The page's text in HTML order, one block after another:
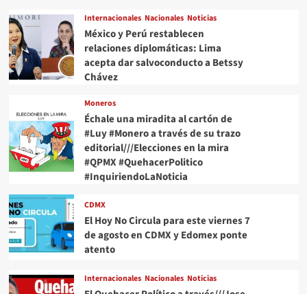
Internacionales Nacionales Noticias
México y Perú restablecen
relaciones diplomáticas: Lima
acepta dar salvoconducto a Betssy
Chávez
Moneros
Échale una miradita al cartón de
#Luy #Monero a través de su trazo
editorial///Elecciones en la mira
#QPMX #QuehacerPolitico
#InquiriendoLaNoticia
CDMX
El Hoy No Circula para este viernes 7
de agosto en CDMX y Edomex ponte
atento
Internacionales Nacionales Noticias